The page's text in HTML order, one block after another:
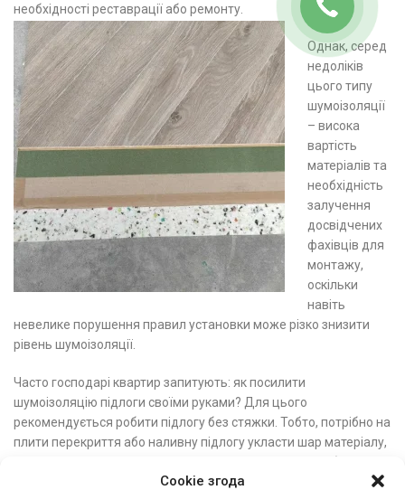
Cookie згода
необхідності реставрації або ремонту.
Однак, серед
недоліків
цього типу
шумоізоляції
– висока
вартість
матеріалів та
необхідність
залучення
досвідчених
фахівців для
монтажу,
оскільки
навіть
невелике порушення правил установки може різко знизити
рівень шумоізоляції.
Часто господарі квартир запитують: як посилити
шумоізоляцію підлоги своїми руками? Для цього
рекомендується робити підлогу без стяжки. Тобто, потрібно на
плити перекриття або наливну підлогу укласти шар матеріалу,
бюджетний варіант шумоізоляції, оскільки економляться